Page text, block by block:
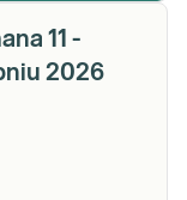
11 -
2026